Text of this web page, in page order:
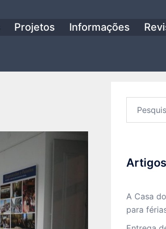
Projetos Informações
A Casa
para